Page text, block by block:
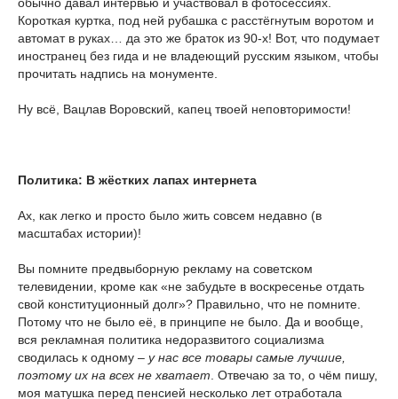
Короткая куртка, под ней рубашка с расстёгнутым воротом и
автомат в руках… да это же браток из 90-х! Вот, что подумает
иностранец без гида и не владеющий русским языком, чтобы
прочитать надпись на монументе.
Ну всё, Вацлав Воровский, капец твоей неповторимости!
Политика: В жёстких лапах интернета
Ах, как легко и просто было жить совсем недавно (в
масштабах истории)!
Вы помните предвыборную рекламу на советском
телевидении, кроме как «не забудьте в воскресенье отдать
свой конституционный долг»? Правильно, что не помните.
Потому что не было её, в принципе не было. Да и вообще,
вся рекламная политика недоразвитого социализма
сводилась к одному – у нас все товары самые лучшие,
поэтому их на всех не хватает . Отвечаю за то, о чём пишу,
моя матушка перед пенсией несколько лет отработала